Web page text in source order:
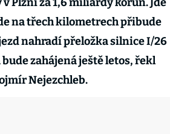
na třech kilometrech přibude
nahradí přeložka silnice I/26
zahájená ještě letos, řekl
Nejezchleb.